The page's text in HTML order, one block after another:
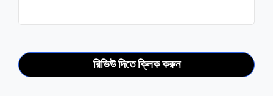
রিভিউ দিতে ক্লিক করুন